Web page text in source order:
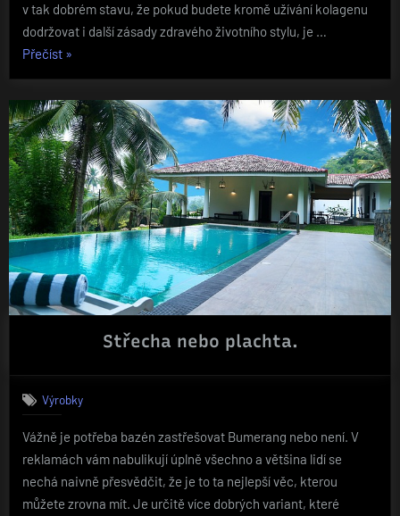
v tak dobrém stavu, že pokud budete kromě užívání kolagenu
dodržovat i další zásady zdravého životního stylu, je …
Přečíst„Doplňky
neškodí“
»
Střecha nebo plachta.
Výrobky
Vážně je potřeba bazén zastřešovat Bumerang nebo není. V
reklamách vám nabulikují úplně všechno a většina lidí se
nechá naivně přesvědčit, že je to ta nejlepší věc, kterou
můžete zrovna mít. Je určitě více dobrých variant, které